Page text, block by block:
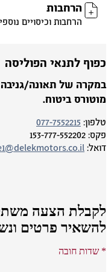
הרחבות
הרחבות וכיסויים נוספים.
לתנאי הפוליסה
של תאונה/גניבה
ביטוח.
077-7552215
153-777-552202
הצעה
פרטים
חובה